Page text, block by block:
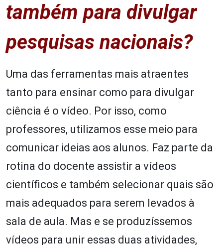
também para divulgar
pesquisas nacionais?
Uma das ferramentas mais atraentes
tanto para ensinar como para divulgar
ciência é o vídeo. Por isso, como
professores, utilizamos esse meio para
comunicar ideias aos alunos. Faz parte da
rotina do docente assistir a vídeos
científicos e também selecionar quais são
mais adequados para serem levados à
sala de aula. Mas e se produzíssemos
vídeos para unir essas duas atividades,